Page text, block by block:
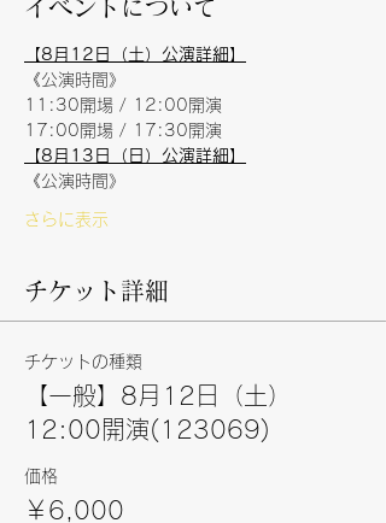
イベントについて
【8月12日（土）公演詳細】
《公演時間》
11:30開場 / 12:00開演
17:00開場 / 17:30開演
【8月13日（日）公演詳細】
《公演時間》
さらに表示
チケット詳細
チケットの種類
【一般】8月12日（土）
12:00開演(123069)
価格
￥6,000